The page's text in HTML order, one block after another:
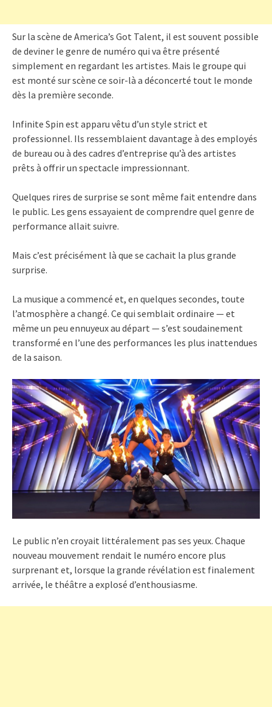
Sur la scène de America’s Got Talent, il est souvent possible
de deviner le genre de numéro qui va être présenté
simplement en regardant les artistes. Mais le groupe qui
est monté sur scène ce soir-là a déconcerté tout le monde
dès la première seconde.
Infinite Spin est apparu vêtu d’un style strict et
professionnel. Ils ressemblaient davantage à des employés
de bureau ou à des cadres d’entreprise qu’à des artistes
prêts à offrir un spectacle impressionnant.
Quelques rires de surprise se sont même fait entendre dans
le public. Les gens essayaient de comprendre quel genre de
performance allait suivre.
Mais c’est précisément là que se cachait la plus grande
surprise.
La musique a commencé et, en quelques secondes, toute
l’atmosphère a changé. Ce qui semblait ordinaire — et
même un peu ennuyeux au départ — s’est soudainement
transformé en l’une des performances les plus inattendues
de la saison.
Le public n’en croyait littéralement pas ses yeux. Chaque
nouveau mouvement rendait le numéro encore plus
surprenant et, lorsque la grande révélation est finalement
arrivée, le théâtre a explosé d’enthousiasme.